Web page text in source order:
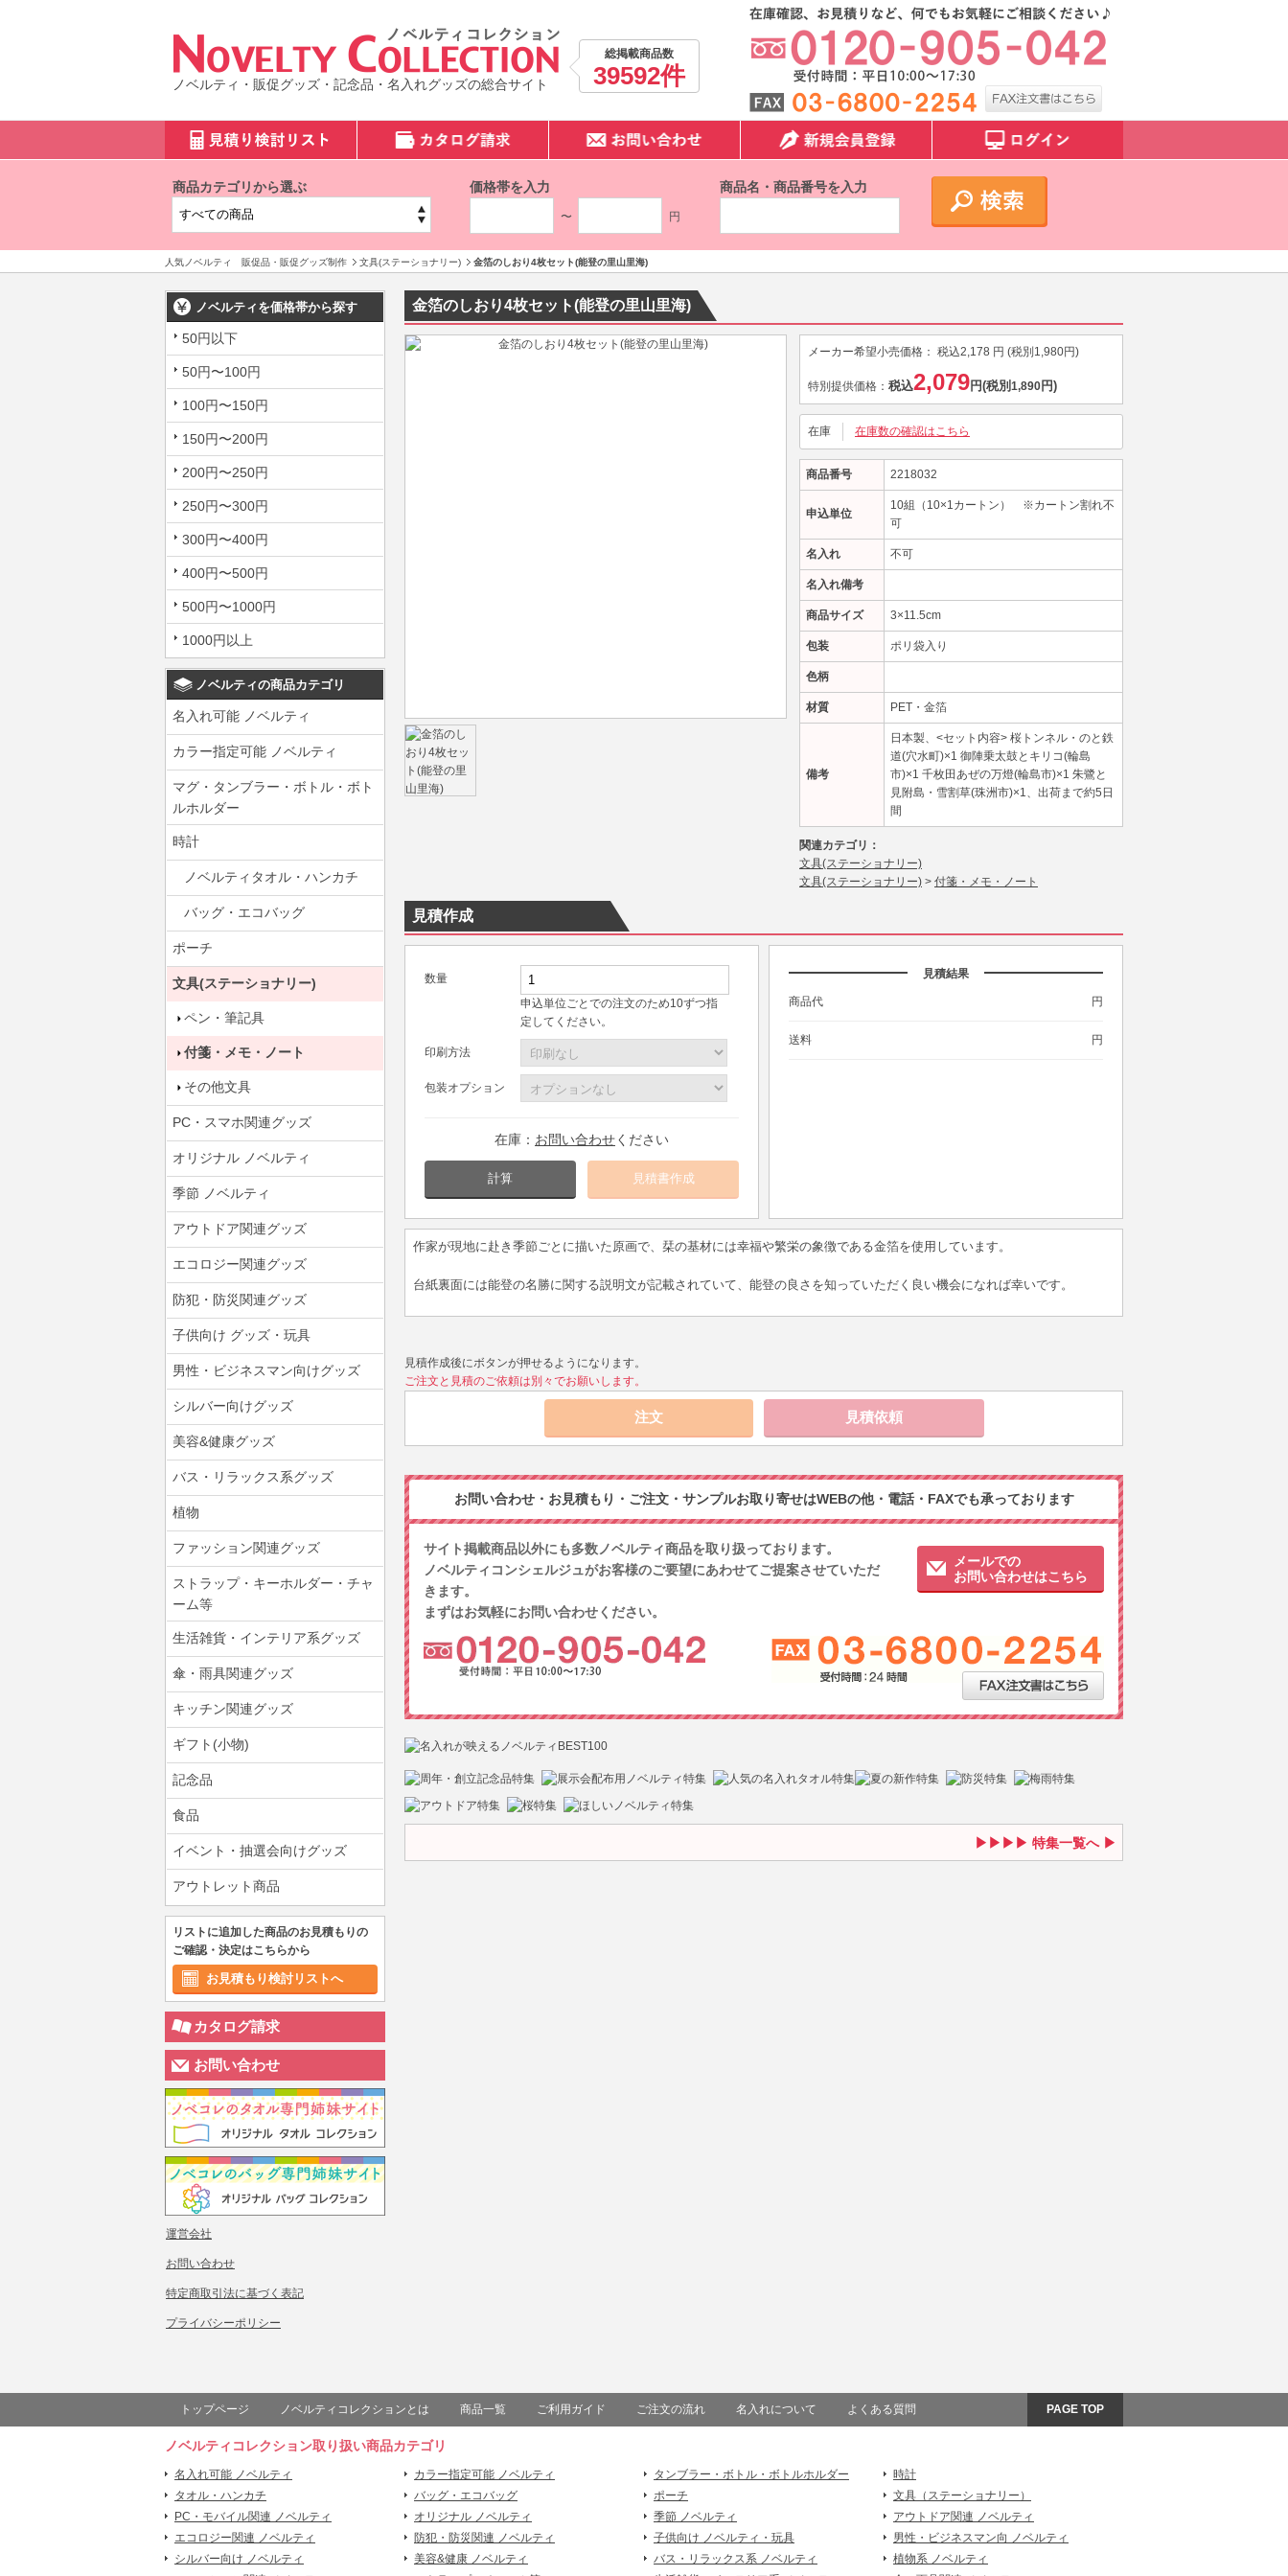
ノベルティ・販促グッズ・記念品・名入れグッズの総合サイト
総掲載商品数
39592件
商品カテゴリから選ぶ 価格帯を入力
〜 円
商品名・商品番号を入力
人気ノベルティ 販促品・販促グッズ制作 文具(ステーショナリー) 金箔のしおり4枚セット(能登の里山里海)
ノベルティを価格帯から探す
50円以下
50円〜100円
100円〜150円
150円〜200円
200円〜250円
250円〜300円
300円〜400円
400円〜500円
500円〜1000円
1000円以上
ノベルティの商品カテゴリ
名入れ可能 ノベルティ
カラー指定可能 ノベルティ
マグ・タンブラー・ボトル・ボト
ルホルダー
時計
ノベルティタオル・ハンカチ
バッグ・エコバッグ
ポーチ
文具(ステーショナリー)
ペン・筆記具
付箋・メモ・ノート
その他文具
PC・スマホ関連グッズ
オリジナル ノベルティ
季節 ノベルティ
アウトドア関連グッズ
エコロジー関連グッズ
防犯・防災関連グッズ
子供向け グッズ・玩具
男性・ビジネスマン向けグッズ
シルバー向けグッズ
美容&健康グッズ
バス・リラックス系グッズ
植物
ファッション関連グッズ
ストラップ・キーホルダー・チャ
ーム等
生活雑貨・インテリア系グッズ
傘・雨具関連グッズ
キッチン関連グッズ
ギフト(小物)
記念品
食品
イベント・抽選会向けグッズ
アウトレット商品
リストに追加した商品のお見積もりの
ご確認・決定はこちらから
お見積もり検討リストへ
カタログ請求
お問い合わせ
運営会社
お問い合わせ
特定商取引法に基づく表記
プライバシーポリシー
金箔のしおり4枚セット(能登の里山里海)
メーカー希望小売価格： 税込2,178 円 (税別 1,980円)
特別提供価格： 税込2,079円(税別 1,890円)
在庫 在庫数の確認はこちら
商品番号 2218032
申込単位
10組（10×1カートン） ※カートン割れ不
可
名入れ 不可
名入れ備考
商品サイズ 3×11.5cm
包装 ポリ袋入り
色柄
材質 PET・金箔
備考
日本製、<セット内容> 桜トンネル・のと鉄
道(穴水町)×1 御陣乗太鼓とキリコ(輪島
市)×1 千枚田あぜの万燈(輪島市)×1 朱鷺と
見附島・雪割草(珠洲市)×1、出荷まで約5日
間
関連カテゴリ：
文具(ステーショナリー)
文具(ステーショナリー) > 付箋・メモ・ノート
見積作成
数量
申込単位ごとでの注文のため10ずつ指
定してください。
印刷方法
包装オプション
在庫： お問い合わせください
計算
見積結果
商品代 円
送料 円
作家が現地に赴き季節ごとに描いた原画で、栞の基材には幸福や繁栄の象徴である金箔を使用しています。
台紙裏面には能登の名勝に関する説明文が記載されていて、能登の良さを知っていただく良い機会になれば幸いです。
見積作成後にボタンが押せるようになります。
ご注文と見積のご依頼は別々でお願いします。
お問い合わせ・お見積もり・ご注文・サンプルお取り寄せはWEBの他・電話・FAXでも承っております
サイト掲載商品以外にも多数ノベルティ商品を取り扱っております。
ノベルティコンシェルジュがお客様のご要望にあわせてご提案させていただ
きます。
まずはお気軽にお問い合わせください。
メールでの
お問い合わせはこちら
特集一覧へ
トップページ ノベルティコレクションとは 商品一覧 ご利用ガイド ご注文の流れ 名入れについて よくある質問 PAGE TOP
ノベルティコレクション取り扱い商品カテゴリ
名入れ可能 ノベルティ カラー指定可能 ノベルティ タンブラー・ボトル・ボトルホルダー
時計
タオル・ハンカチ
バッグ・エコバッグ ポーチ
文具（ステーショナリー）
PC・モバイル関連 ノベルティ
オリジナル ノベルティ 季節 ノベルティ
アウトドア関連 ノベルティ
エコロジー関連 ノベルティ
防犯・防災関連 ノベルティ 子供向け ノベルティ・玩具
男性・ビジネスマン向 ノベルティ
シルバー向け ノベルティ
美容&健康 ノベルティ バス・リラックス系 ノベルティ
植物系 ノベルティ